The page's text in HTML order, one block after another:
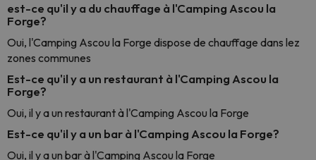
est-ce qu'il y a du chauffage à l'Camping Ascou la
Forge?
Oui, l'Camping Ascou la Forge dispose de chauffage dans lez
zones communes
Est-ce qu'il y a un restaurant à l'Camping Ascou la
Forge?
Oui, il y a un restaurant à l'Camping Ascou la Forge
Est-ce qu'il y a un bar à l'Camping Ascou la Forge?
Oui, il y a un bar à l'Camping Ascou la Forge